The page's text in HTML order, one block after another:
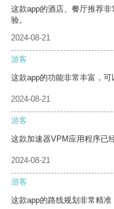
这款app的酒店、餐厅推荐
验。
2024-08-21
游客
这款app的功能非常丰富，可
2024-08-21
游客
这款加速器VPM应用程序已
2024-08-21
游客
这款app的路线规划非常精准